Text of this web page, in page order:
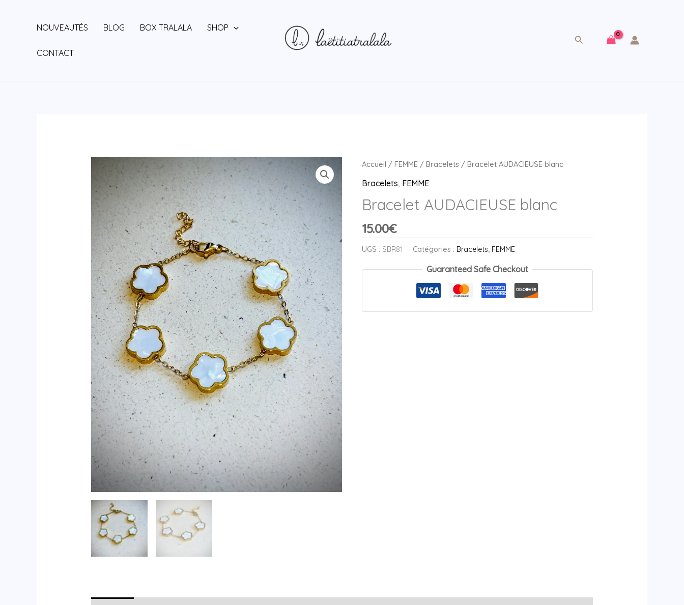
NOUVEAUTÉS BLOG BOX TRALALA SHOP
CONTACT
Rechercher
Accueil /FEMME /Bracelets / Bracelet AUDACIEUSE blanc
Bracelets FEMME
Bracelet AUDACIEUSE blanc
15.00€
UGS : SBR81 Catégories : Bracelets, FEMME
Guaranteed Safe Checkout